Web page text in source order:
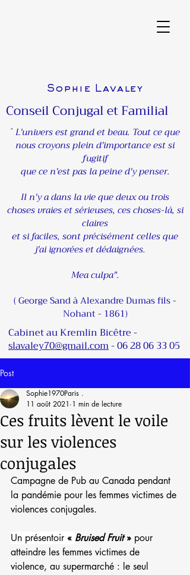
Sophie Lavaley
" L'univers est grand et beau. Tout ce que
nous croyons plein d'importance est si
fugitif
que ce n'est pas la peine d'y penser.
Il n'y a dans la vie que deux ou trois
choses vraies et sérieuses, ces choses-là, si
claires
et si faciles, sont précisément celles que
j'ai ignorées et dédaignées.
Mea culpa".
( George Sand à Alexandre Dumas fils -
Nohant - 1861)
Conseil Conjugal et Familial
Cabinet au Kremlin Bicêtre -
slavaley70@gmail.com-06 28 06 33 05
Post
Ces fruits lèvent le voile
sur les violences
conjugales
Sophie1970Paris .
11 août 2021 1 min de lecture
Campagne de Pub au Canada pendant
la pandémie pour les femmes victimes de
violences conjugales.
Un présentoir « Bruised Fruit » pour
atteindre les femmes victimes de
violence, au supermarché : le seul